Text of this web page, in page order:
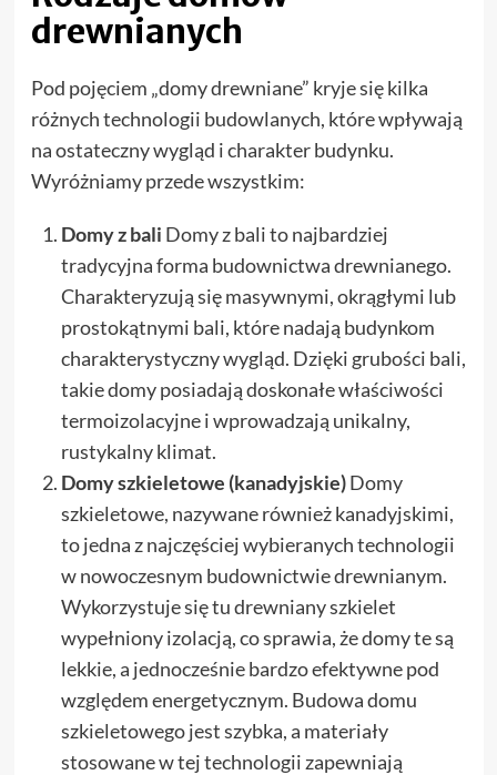
drewnianych
Pod pojęciem „domy drewniane” kryje się kilka
różnych technologii budowlanych, które wpływają
na ostateczny wygląd i charakter budynku.
Wyróżniamy przede wszystkim:
Domy z bali Domy z bali to najbardziej
tradycyjna forma budownictwa drewnianego.
Charakteryzują się masywnymi, okrągłymi lub
prostokątnymi bali, które nadają budynkom
charakterystyczny wygląd. Dzięki grubości bali,
takie domy posiadają doskonałe właściwości
termoizolacyjne i wprowadzają unikalny,
rustykalny klimat.
Domy szkieletowe (kanadyjskie)Domy
szkieletowe, nazywane również kanadyjskimi,
to jedna z najczęściej wybieranych technologii
w nowoczesnym budownictwie drewnianym.
Wykorzystuje się tu drewniany szkielet
wypełniony izolacją, co sprawia, że domy te są
lekkie, a jednocześnie bardzo efektywne pod
względem energetycznym. Budowa domu
szkieletowego jest szybka, a materiały
stosowane w tej technologii zapewniają